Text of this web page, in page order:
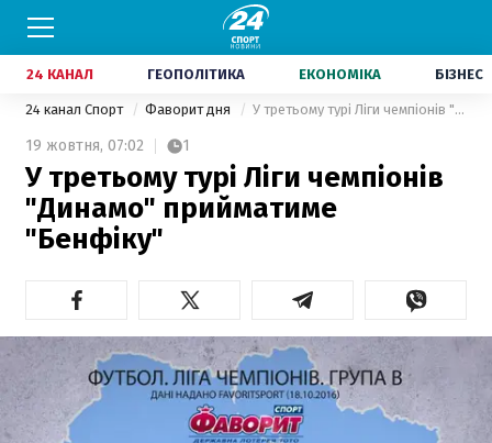
24 КАНАЛ ГЕОПОЛІТИКА ЕКОНОМІКА БІЗНЕС
24 канал Спорт Фаворит дня У третьому турі Ліги чемпіонів "Динамо" прийматиме "Бенфіку"
19 жовтня, 07:02 1
У третьому турі Ліги чемпіонів
"Динамо" прийматиме
"Бенфіку"